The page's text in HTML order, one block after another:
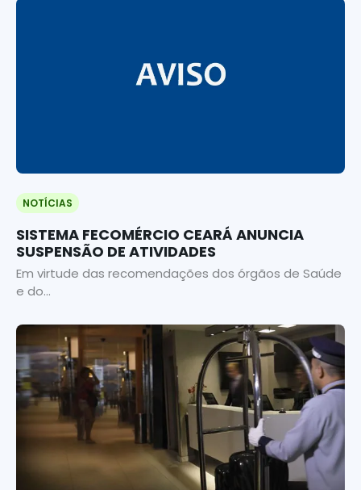
NOTÍCIAS
SISTEMA FECOMÉRCIO CEARÁ ANUNCIA
SUSPENSÃO DE ATIVIDADES
Em virtude das recomendações dos órgãos de Saúde
e do...